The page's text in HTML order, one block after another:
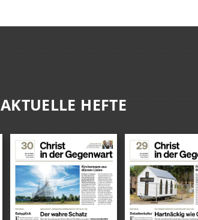
AKTUELLE HEFTE